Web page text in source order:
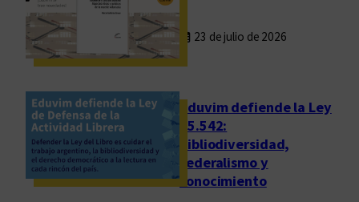
f
n
c
i
a
s
23 de julio de 2026
Eduvim defiende la Ley
25.542:
bibliodiversidad,
federalismo y
conocimiento